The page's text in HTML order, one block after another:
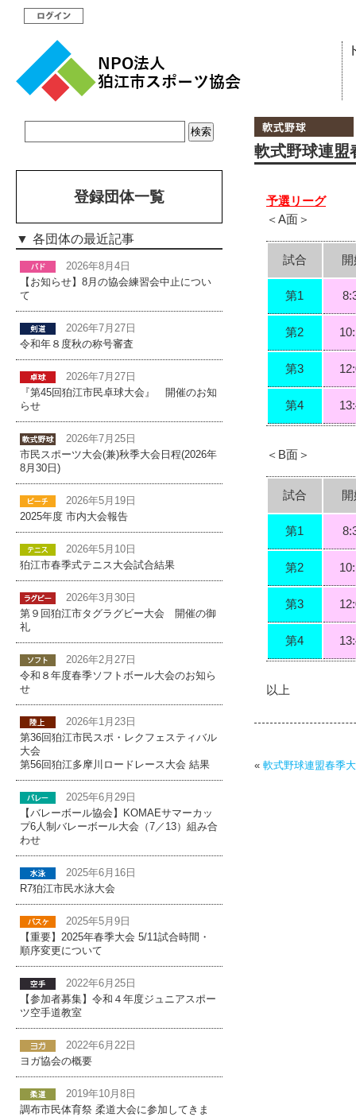
軟式野球連盟
予選リーグ
＜A面＞
試合
第1
第2
第3
第4
＜B面＞
試合
第1
第2
第3
第4
以上
« 軟式野球連盟春季
登録団体一覧
各団体の最近記事
2026年8月4日
【お知らせ】8月の協会練習会中止につい
て
2026年7月27日
令和年８度秋の称号審査
2026年7月27日
『第45回狛江市民卓球大会』 開催のお知
らせ
2026年7月25日
市民スポーツ大会(兼)秋季大会日程(2026年
8月30日)
2026年5月19日
2025年度 市内大会報告
2026年5月10日
狛江市春季式テニス大会試合結果
2026年3月30日
第９回狛江市タグラグビー大会 開催の御
礼
2026年2月27日
令和８年度春季ソフトボール大会のお知ら
せ
2026年1月23日
第36回狛江市民スポ・レクフェスティバル
大会
第56回狛江多摩川ロードレース大会 結果
2025年6月29日
【バレーボール協会】KOMAEサマーカッ
プ6人制バレーボール大会（7／13）組み合
わせ
2025年6月16日
R7狛江市民水泳大会
2025年5月9日
【重要】2025年春季大会 5/11試合時間・
順序変更について
2022年6月25日
【参加者募集】令和４年度ジュニアスポー
ツ空手道教室
2022年6月22日
ヨガ協会の概要
2019年10月8日
調布市民体育祭 柔道大会に参加してきま